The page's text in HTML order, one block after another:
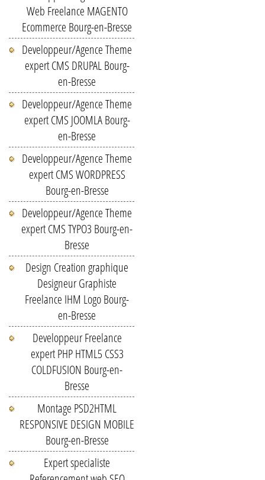
Web Freelance MAGENTO
Ecommerce Bourg-en-Bresse
Developpeur/Agence Theme
expert CMS DRUPAL Bourg-
en-Bresse
Developpeur/Agence Theme
expert CMS JOOMLA Bourg-
en-Bresse
Developpeur/Agence Theme
expert CMS WORDPRESS
Bourg-en-Bresse
Developpeur/Agence Theme
expert CMS TYPO3 Bourg-en-
Bresse
Design Creation graphique
Designeur Graphiste
Freelance IHM Logo Bourg-
en-Bresse
Developpeur Freelance
expert PHP HTML5 CSS3
COLDFUSION Bourg-en-
Bresse
Montage PSD2HTML
RESPONSIVE DESIGN MOBILE
Bourg-en-Bresse
Expert specialiste